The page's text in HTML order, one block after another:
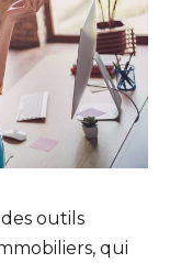
outils
qui